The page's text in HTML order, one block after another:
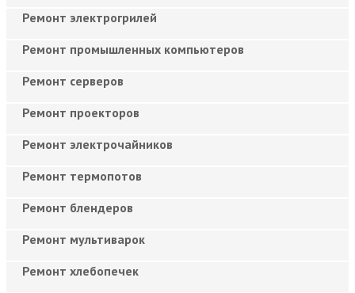
Ремонт электрогрилей
Ремонт промышленных компьютеров
Ремонт серверов
Ремонт проекторов
Ремонт электрочайников
Ремонт термопотов
Ремонт блендеров
Ремонт мультиварок
Ремонт хлебопечек